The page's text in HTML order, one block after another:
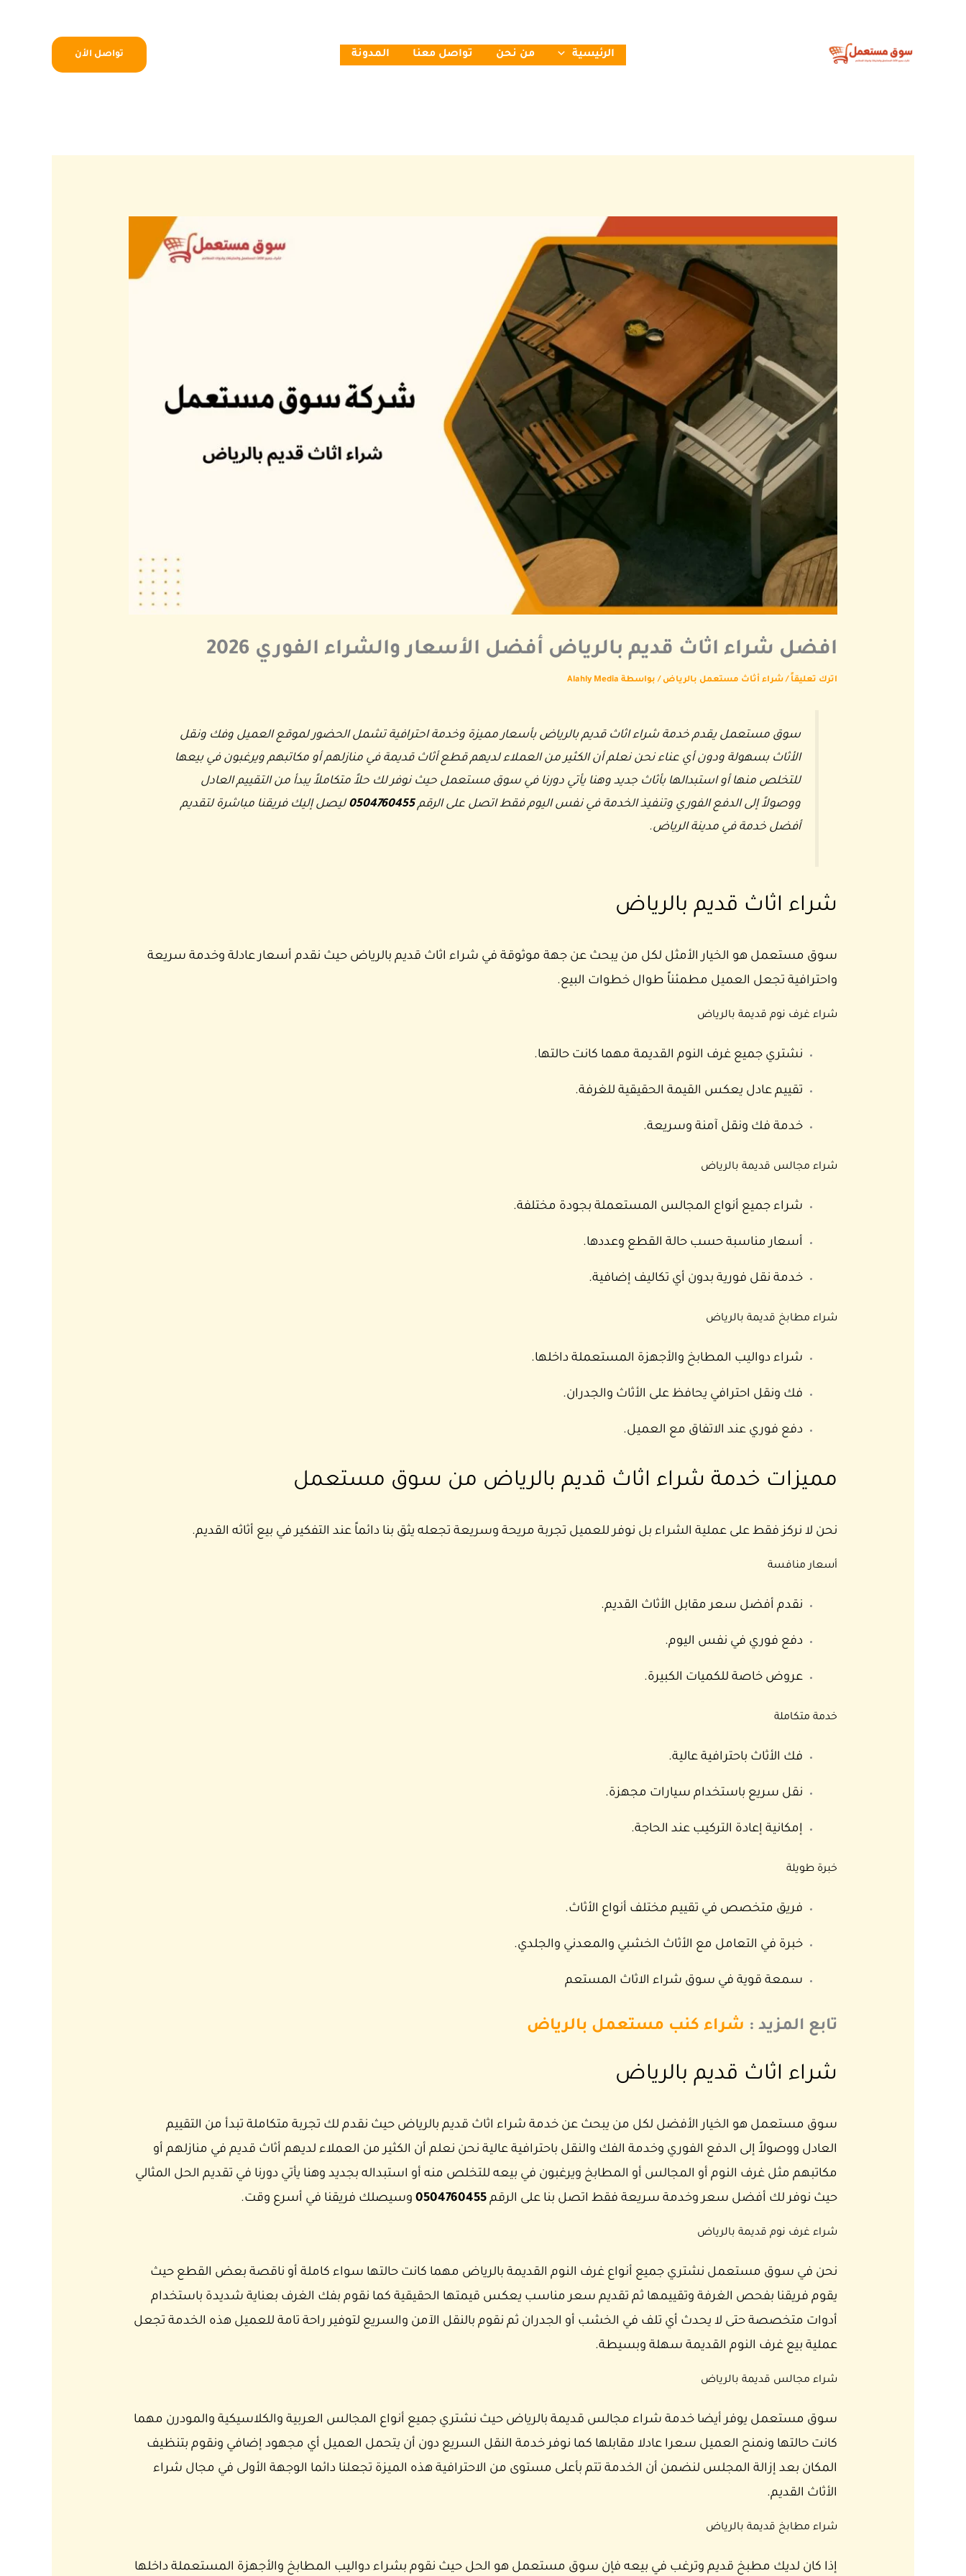
الرئيسية من نحن تواصل معنا المدونة تواصل الأن
افضل شراء اثاث قديم بالرياض أفضل الأسعار والشراء الفوري 2026
اترك تعليقاً /شراء أثاث مستعمل بالرياض / بواسطة Alahly Media
سوق مستعمل يقدم خدمة شراء اثاث قديم بالرياض بأسعار مميزة وخدمة احترافية تشمل الحضور لموقع العميل وفك ونقل
الأثاث بسهولة ودون أي عناء نحن نعلم أن الكثير من العملاء لديهم قطع أثاث قديمة في منازلهم أو مكاتبهم ويرغبون في بيعها
للتخلص منها أو استبدالها بأثاث جديد وهنا يأتي دورنا في سوق مستعمل حيث نوفر لك حلاً متكاملاً يبدأ من التقييم العادل
ووصولاً إلى الدفع الفوري وتنفيذ الخدمة في نفس اليوم فقط اتصل على الرقم0504760455 ليصل إليك فريقنا مباشرة لتقديم
أفضل خدمة في مدينة الرياض.
شراء اثاث قديم بالرياض
سوق مستعمل هو الخيار الأمثل لكل من يبحث عن جهة موثوقة في شراء اثاث قديم بالرياض حيث نقدم أسعار عادلة وخدمة سريعة
واحترافية تجعل العميل مطمئناً طوال خطوات البيع.
شراء غرف نوم قديمة بالرياض
نشتري جميع غرف النوم القديمة مهما كانت حالتها.
تقييم عادل يعكس القيمة الحقيقية للغرفة.
خدمة فك ونقل آمنة وسريعة.
شراء مجالس قديمة بالرياض
شراء جميع أنواع المجالس المستعملة بجودة مختلفة.
أسعار مناسبة حسب حالة القطع وعددها.
خدمة نقل فورية بدون أي تكاليف إضافية.
شراء مطابخ قديمة بالرياض
شراء دواليب المطابخ والأجهزة المستعملة داخلها.
فك ونقل احترافي يحافظ على الأثاث والجدران.
دفع فوري عند الاتفاق مع العميل.
مميزات خدمة شراء اثاث قديم بالرياض من سوق مستعمل
نحن لا نركز فقط على عملية الشراء بل نوفر للعميل تجربة مريحة وسريعة تجعله يثق بنا دائماً عند التفكير في بيع أثاثه القديم.
أسعار منافسة
نقدم أفضل سعر مقابل الأثاث القديم.
دفع فوري في نفس اليوم.
عروض خاصة للكميات الكبيرة.
خدمة متكاملة
فك الأثاث باحترافية عالية.
نقل سريع باستخدام سيارات مجهزة.
إمكانية إعادة التركيب عند الحاجة.
خبرة طويلة
فريق متخصص في تقييم مختلف أنواع الأثاث.
خبرة في التعامل مع الأثاث الخشبي والمعدني والجلدي.
سمعة قوية في سوق شراء الاثاث المستعم
تابع المزيد : شراء كنب مستعمل بالرياض
شراء اثاث قديم بالرياض
سوق مستعمل هو الخيار الأفضل لكل من يبحث عن خدمة شراء اثاث قديم بالرياض حيث نقدم لك تجربة متكاملة تبدأ من التقييم
العادل ووصولاً إلى الدفع الفوري وخدمة الفك والنقل باحترافية عالية نحن نعلم أن الكثير من العملاء لديهم أثاث قديم في منازلهم أو
مكاتبهم مثل غرف النوم أو المجالس أو المطابخ ويرغبون في بيعه للتخلص منه أو استبداله بجديد وهنا يأتي دورنا في تقديم الحل المثالي
حيث نوفر لك أفضل سعر وخدمة سريعة فقط اتصل بنا على الرقم 0504760455وسيصلك فريقنا في أسرع وقت.
شراء غرف نوم قديمة بالرياض
نحن في سوق مستعمل نشتري جميع أنواع غرف النوم القديمة بالرياض مهما كانت حالتها سواء كاملة أو ناقصة بعض القطع حيث
يقوم فريقنا بفحص الغرفة وتقييمها ثم تقديم سعر مناسب يعكس قيمتها الحقيقية كما نقوم بفك الغرف بعناية شديدة باستخدام
أدوات متخصصة حتى لا يحدث أي تلف في الخشب أو الجدران ثم نقوم بالنقل الآمن والسريع لتوفير راحة تامة للعميل هذه الخدمة تجعل
عملية بيع غرف النوم القديمة سهلة وبسيطة.
شراء مجالس قديمة بالرياض
سوق مستعمل يوفر أيضا خدمة شراء مجالس قديمة بالرياض حيث نشتري جميع أنواع المجالس العربية والكلاسيكية والمودرن مهما
كانت حالتها ونمنح العميل سعرا عادلا مقابلها كما نوفر خدمة النقل السريع دون أن يتحمل العميل أي مجهود إضافي ونقوم بتنظيف
المكان بعد إزالة المجلس لنضمن أن الخدمة تتم بأعلى مستوى من الاحترافية هذه الميزة تجعلنا دائما الوجهة الأولى في مجال شراء
الأثاث القديم.
شراء مطابخ قديمة بالرياض
إذا كان لديك مطبخ قديم وترغب في بيعه فإن سوق مستعمل هو الحل حيث نقوم بشراء دواليب المطابخ والأجهزة المستعملة داخلها